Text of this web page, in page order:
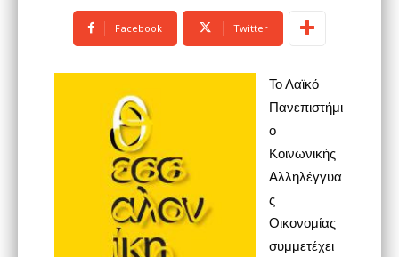
Facebook Twitter
Το Λαϊκό
Πανεπιστήμι
ο
Κοινωνικής
Αλληλέγγυα
ς
Οικονομίας
συμμετέχει